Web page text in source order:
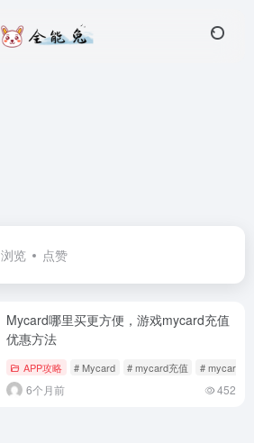
浏览 点赞
Mycard哪里买更方便，游戏mycard充值
优惠方法
APP攻略 # Mycard # mycard充值 # mycard充
6个月前 452